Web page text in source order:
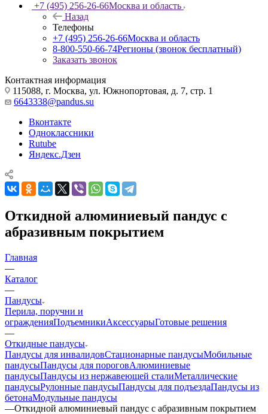
+7 (495) 256-26-66Москва и область
Назад
Телефоны
+7 (495) 256-26-66Москва и область
8-800-550-66-74Регионы (звонок бесплатный)
Заказать звонок
Контактная информация
115088, г. Москва, ул. Южнопортовая, д. 7, стр. 1
6643338@pandus.su
Вконтакте
Одноклассники
Rutube
Яндекс.Дзен
Откидной алюминиевый пандус с
абразивным покрытием
Главная
—
Каталог
—
Пандусы
Перила, поручни и
огражденияПодъемникиАксессуарыГотовые решения
—
Откидные пандусы
Пандусы для инвалидовСтационарные пандусыМобильные
пандусыПандусы для пороговАлюминиевые
пандусыПандусы из нержавеющей сталиМеталлические
пандусыРулонные пандусыПандусы для подъездаПандусы из
бетонаМодульные пандусы
—Откидной алюминиевый пандус с абразивным покрытием